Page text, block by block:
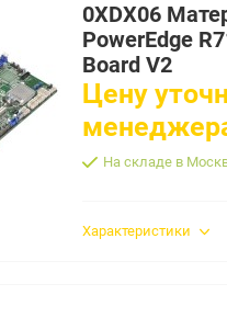
0XDX06
PowerEdge
Board V2
Цену
На складе в
Характеристики